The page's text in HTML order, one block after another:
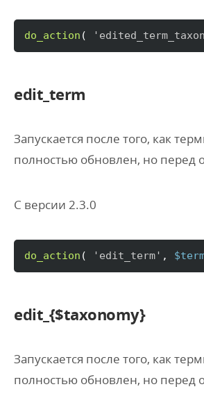
do_action (
edit_term
Запускается после того, как
полностью обновлен, но перед
С версии 2.3.0
do_action ( 'edit_term' ,
edit_{$taxonomy}
Запускается после того, как
полностью обновлен, но перед